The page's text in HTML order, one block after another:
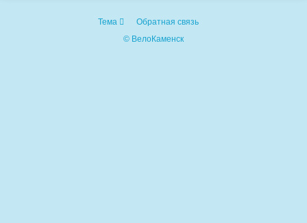
Тема
Обратная связь
© ВелоКаменск